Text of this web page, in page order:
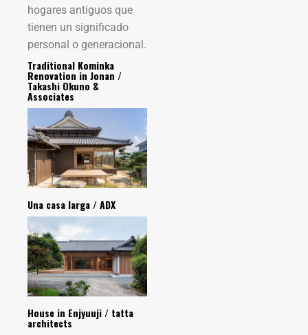
hogares antiguos que
tienen un significado
personal o generacional.
Traditional Kominka
Renovation in Jonan /
Takashi Okuno &
Associates
Una casa larga / ADX
House in Enjyuuji / tatta
architects